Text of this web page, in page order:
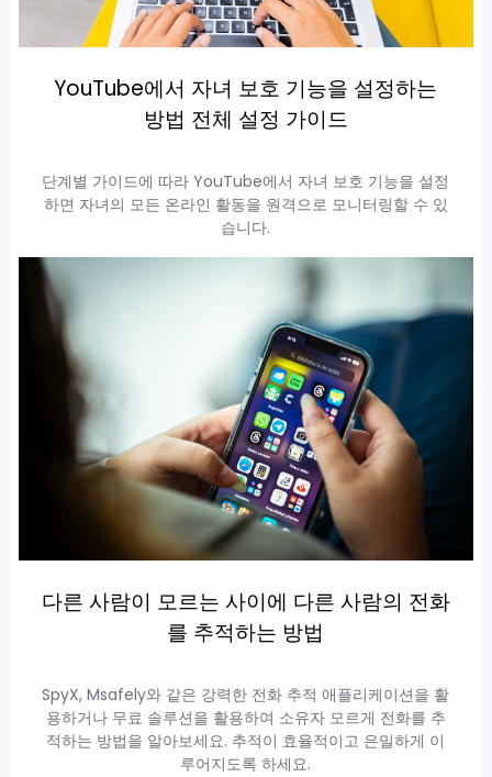
YouTube에서 자녀 보호 기능을 설정하는
방법 전체 설정 가이드
단계별 가이드에 따라 YouTube에서 자녀 보호 기능을 설정
하면 자녀의 모든 온라인 활동을 원격으로 모니터링할 수 있
습니다.
다른 사람이 모르는 사이에 다른 사람의 전화
를 추적하는 방법
SpyX, Msafely와 같은 강력한 전화 추적 애플리케이션을 활
용하거나 무료 솔루션을 활용하여 소유자 모르게 전화를 추
적하는 방법을 알아보세요. 추적이 효율적이고 은밀하게 이
루어지도록 하세요.